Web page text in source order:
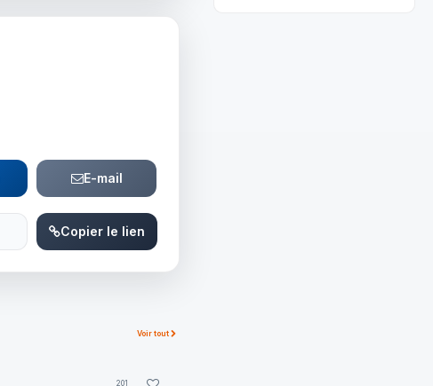
E-mail
Copier le lien
Voir tout
201